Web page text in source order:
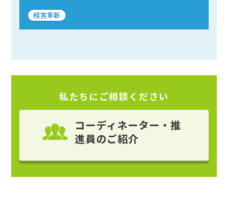
経営革新
私たちにご相談ください
コーディネーター・推
進員のご紹介